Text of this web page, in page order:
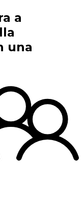
a
una